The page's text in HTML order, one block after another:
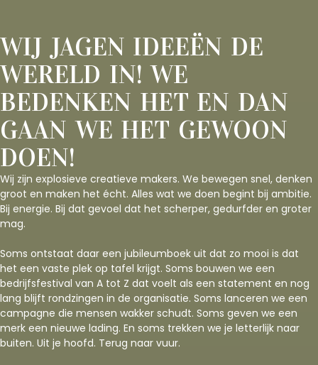
WIJ JAGEN IDEEËN DE
WERELD IN! WE
BEDENKEN HET EN DAN
GAAN WE HET GEWOON
DOEN!
Wij zijn explosieve creatieve makers. We bewegen snel, denken
groot en maken het écht. Alles wat we doen begint bij ambitie.
Bij energie. Bij dat gevoel dat het scherper, gedurfder en groter
mag.
Soms ontstaat daar een jubileumboek uit dat zo mooi is dat
het een vaste plek op tafel krijgt. Soms bouwen we een
bedrijfsfestival van A tot Z dat voelt als een statement en nog
lang blijft rondzingen in de organisatie. Soms lanceren we een
campagne die mensen wakker schudt. Soms geven we een
merk een nieuwe lading. En soms trekken we je letterlijk naar
buiten. Uit je hoofd. Terug naar vuur.